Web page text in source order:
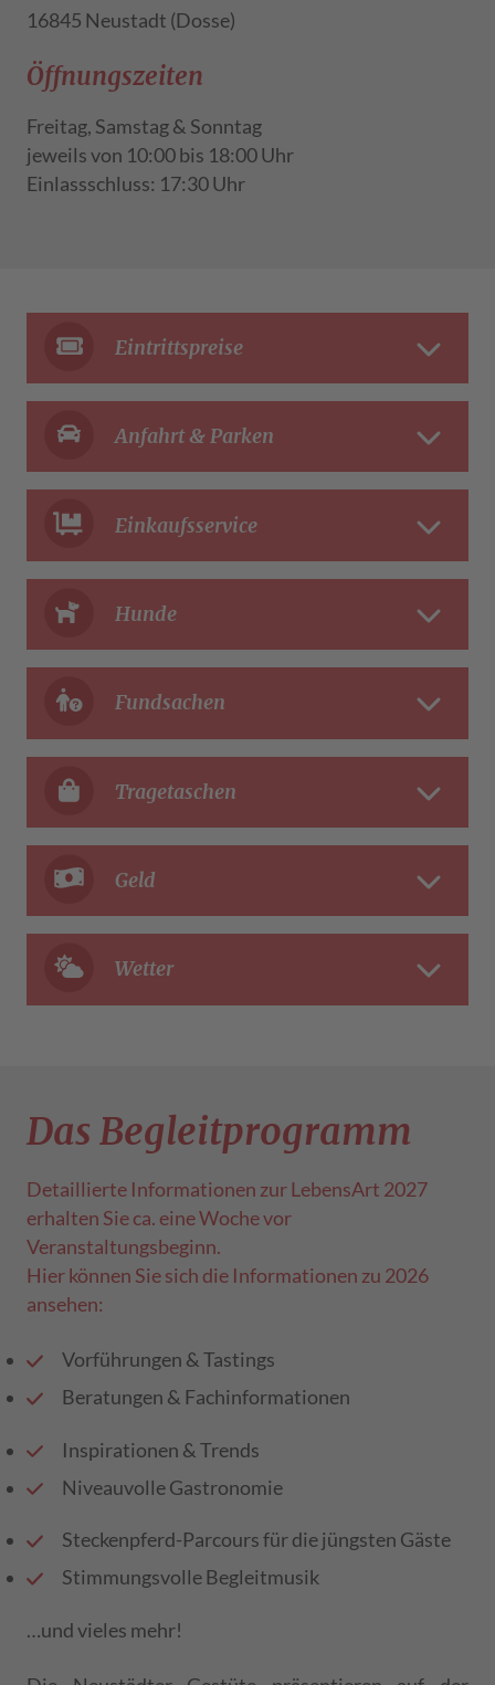
16845 Neustadt (Dosse)
Öffnungszeiten
Freitag, Samstag & Sonntag
jeweils von 10:00 bis 18:00 Uhr
Einlassschluss: 17:30 Uhr
Eintrittspreise
Anfahrt & Parken
Einkaufsservice
Hunde
Fundsachen
Tragetaschen
Geld
Wetter
Das Begleitprogramm
Detaillierte Informationen zur LebensArt 2027
erhalten Sie ca. eine Woche vor
Veranstaltungsbeginn.
Hier können Sie sich die Informationen zu 2026
ansehen:
Vorführungen & Tastings
Beratungen & Fachinformationen
Inspirationen & Trends
Niveauvolle Gastronomie
Steckenpferd-Parcours für die jüngsten Gäste
Stimmungsvolle Begleitmusik
…und vieles mehr!